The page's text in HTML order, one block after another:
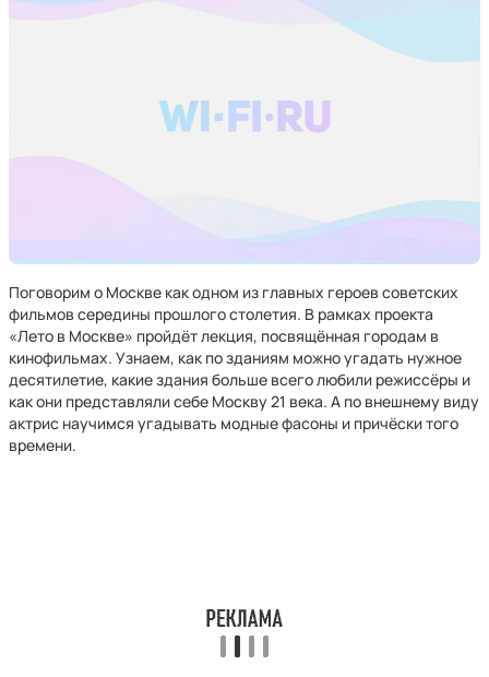
Поговорим о Москве как одном из главных героев советских
фильмов середины прошлого столетия. В рамках проекта
«Лето в Москве» пройдёт лекция, посвящённая городам в
кинофильмах. Узнаем, как по зданиям можно угадать нужное
десятилетие, какие здания больше всего любили режиссёры и
как они представляли себе Москву 21 века. А по внешнему виду
актрис научимся угадывать модные фасоны и причёски того
времени.